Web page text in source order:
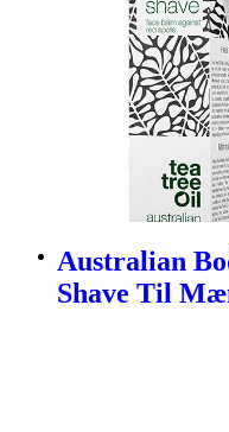
Australian
Shave Til